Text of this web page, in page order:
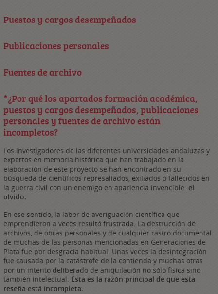
Puestos y cargos desempeñados
Publicaciones personales
Fuentes de archivo
*¿Por qué los apartados formación académica,
puestos y cargos desempeñados, publicaciones
personales y fuentes de archivo están
incompletos?
Los investigadores de las diferentes universidades andaluzas y
expertos en memoria histórica que han trabajado en la
elaboración de este proyecto se han encontrado en su
búsqueda de científicos represaliados, exiliados o fallecidos en
la guerra civil con un enemigo en apariencia invencible: el
olvido.
En ese sentido, la labor de averiguación científica que
emprendieron a veces resultó frustrada. La destrucción de
archivos, de obras personales y de cualquier rastro documental
de muchas de las personas mencionadas en Generaciones de
Plata fue por desgracia habitual. Unas veces la desintegración
fue causada por la catástrofe de la contienda y muchas otras
por un intento deliberado de aniquilación no sólo física sino
también intelectual. Ésta es la razón principal de que esta
reseña está incompleta.